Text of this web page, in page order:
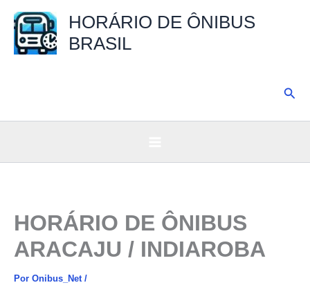
para
HORÁRIO DE ÔNIBUS
BRASIL
HORÁRIO DE ÔNIBUS
ARACAJU / INDIAROBA
Por Onibus_Net /